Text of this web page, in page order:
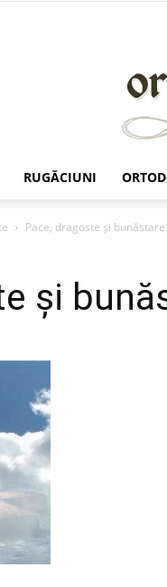
RUGĂCIUNI
Pace, dragoste şi bunăstare
şi